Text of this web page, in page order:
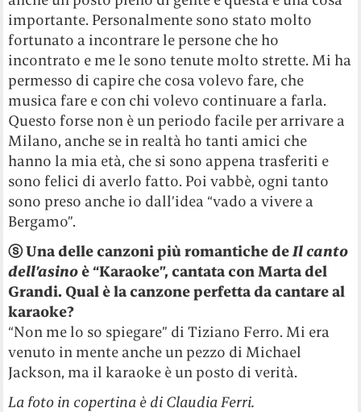
importante. Personalmente sono stato molto
fortunato a incontrare le persone che ho
incontrato e me le sono tenute molto strette. Mi ha
permesso di capire che cosa volevo fare, che
musica fare e con chi volevo continuare a farla.
Questo forse non è un periodo facile per arrivare a
Milano, anche se in realtà ho tanti amici che
hanno la mia età, che si sono appena trasferiti e
sono felici di averlo fatto. Poi vabbè, ogni tanto
sono preso anche io dall’idea “vado a vivere a
Bergamo”.
ⓢUna delle canzoni più romantiche deIl canto
dell’asinoè “Karaoke”, cantata con Marta del
Grandi. Qual è la canzone perfetta da cantare al
karaoke?
“Non me lo so spiegare” di Tiziano Ferro. Mi era
venuto in mente anche un pezzo di Michael
Jackson, ma il karaoke è un posto di verità.
La foto in copertina è di Claudia Ferri.